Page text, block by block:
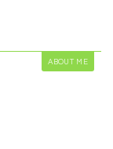
ABOUT ME